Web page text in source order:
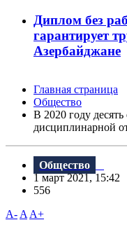
Диплом без
гарантирует
Азербайджане
Главная страница
Общество
В 2020 году
дисциплинарной
Общество
1 март 2021, 15:42
556
A- A A+